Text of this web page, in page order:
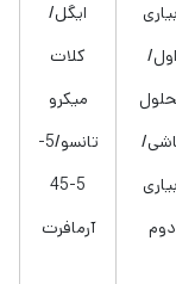
اول/
دوم
ایگل/
کلات
میکرو
تانسو/5-
5-45
آرمافرت